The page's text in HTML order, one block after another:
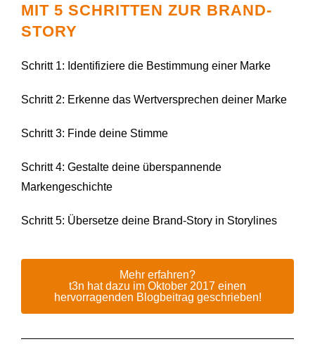
MIT 5 SCHRITTEN ZUR BRAND-
STORY
Schritt 1: Identifiziere die Bestimmung einer Marke
Schritt 2: Erkenne das Wertversprechen deiner Marke
Schritt 3: Finde deine Stimme
Schritt 4: Gestalte deine überspannende
Markengeschichte
Schritt 5: Übersetze deine Brand-Story in Storylines
Mehr erfahren?
t3n hat dazu im Oktober 2017 einen
hervorragenden Blogbeitrag geschrieben!